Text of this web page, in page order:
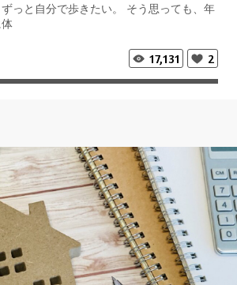
っと自分で歩きたい。 そう思っても、年
17,131 2